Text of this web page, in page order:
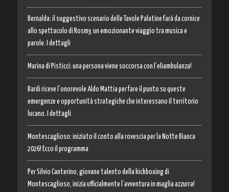
Bernalda: il suggestivo scenario delle Tavole Palatine farà da cornice
allo spettacolo di Rosmy, un emozionante viaggio tra musica e
parole. I dettagli
Marina di Pisticci: una persona viene soccorsa con l’eliambulanza!
Bardi riceve l’onorevole Aldo Mattia per fare il punto su queste
emergenze e opportunità strategiche che interessano il territorio
lucano. I dettagli
Montescaglioso: iniziato il conto alla rovescia per la Notte Bianca
2026! Ecco il programma
Per Silvio Canterino, giovane talento della kickboxing di
Montescaglioso, inizia ufficialmente l’avventura in maglia azzurra!